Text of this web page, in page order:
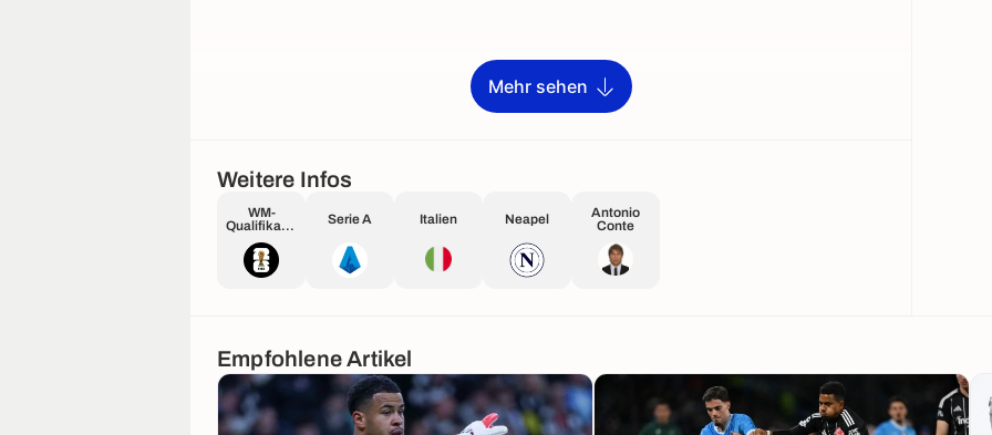
Mehr sehen
Weitere Infos
WM-
Qualifikatio
n Europa
Serie A Italien Neapel
Antonio
Conte
Empfohlene Artikel